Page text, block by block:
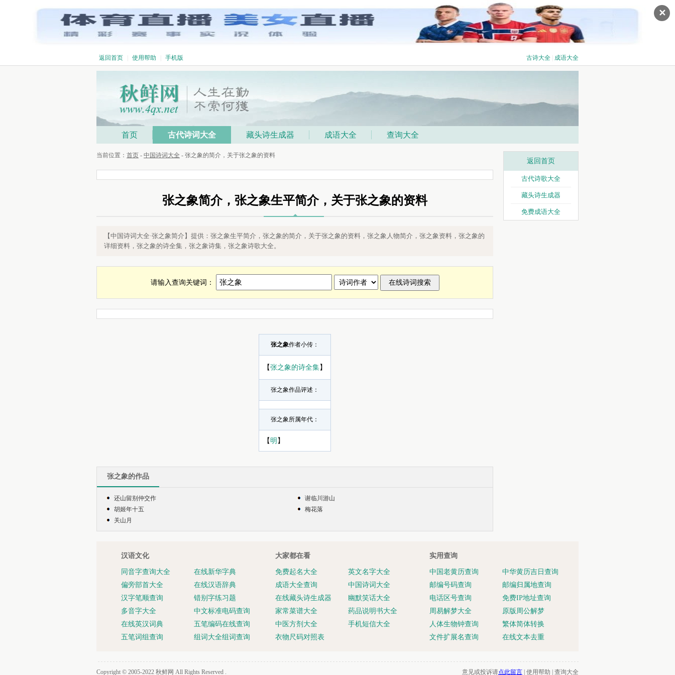
✕
返回首页 使用帮助 手机版 古诗大全 成语大全
细资料
首页 古代诗词大全 藏头诗生成器 成语大全 查询大全
当前位置： 首页 - 中国诗词大全 - 张之象的简介，关于张之象的资料
张之象简介，张之象生平简介，关于张之象的资料
【中国诗词大全·张之象简介】提供：张之象生平简介，张之象的简介，关于张之象的资料，张之象人物简介，张之象资料，张之象的
详细资料，张之象的诗全集，张之象诗集，张之象诗歌大全。
请输入查询关键词：
张之象作者小传：
【张之象的诗全集】
张之象作品评述：
张之象所属年代：
【 明 】
张之象的作品
还山留别仲交作
谢临川游山
胡姬年十五
梅花落
关山月
返回首页
古代诗歌大全
藏头诗生成器
免费成语大全
汉语文化
同音字查询大全
在线新华字典
偏旁部首大全
在线汉语辞典
汉字笔顺查询
错别字练习题
多音字大全
中文标准电码查询
在线英汉词典
五笔编码在线查询
五笔词组查询
组词大全组词查询
大家都在看
免费起名大全
英文名字大全
成语大全查询
中国诗词大全
在线藏头诗生成器
幽默笑话大全
家常菜谱大全
药品说明书大全
中医方剂大全
手机短信大全
衣物尺码对照表
实用查询
中国老黄历查询
中华黄历吉日查询
邮编号码查询
邮编归属地查询
电话区号查询
免费IP地址查询
周易解梦大全
原版周公解梦
人体生物钟查询
繁体简体转换
文件扩展名查询
在线文本去重
Copyright © 2005-2022 秋鲜网 All Rights Reserved . 意见或投诉请点此留言 | 使用帮助 | 查询大全